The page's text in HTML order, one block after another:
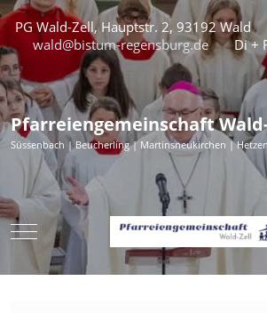
PG Wald-Zell, Hauptstr. 2, 93192 Wald
wald@bistum-regensburg.de
Di +
Pfarreiengemeinschaft
Süssenbach | Beucherling | Martinsneukirchen |
Mobile Menu Toggle